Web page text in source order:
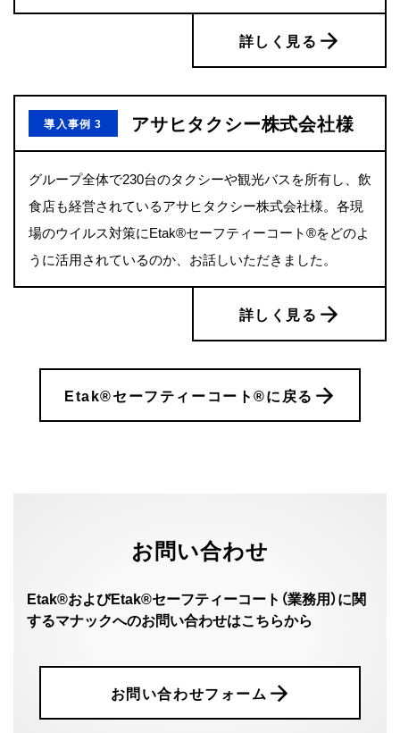
詳しく見る
導入事例 3 アサヒタクシー株式会社様
グループ全体で230台のタクシーや観光バスを所有し、飲
食店も経営されているアサヒタクシー株式会社様。各現
場のウイルス対策にEtak®セーフティーコート®をどのよ
うに活用されているのか、お話しいただきました。
詳しく見る
Etak®セーフティーコート®に戻る
お問い合わせ
Etak®およびEtak®セーフティーコート（業務用）に関
するマナックへのお問い合わせはこちらから
お問い合わせフォーム